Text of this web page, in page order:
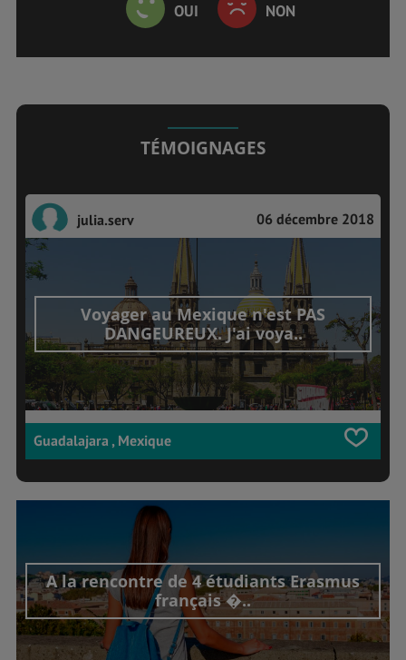
OUI NON
TÉMOIGNAGES
julia.serv 06 décembre 2018
Voyager au Mexique n'est PAS
DANGEUREUX. J'ai voya..
Guadalajara , Mexique
A la rencontre de 4 étudiants Erasmus
français �..